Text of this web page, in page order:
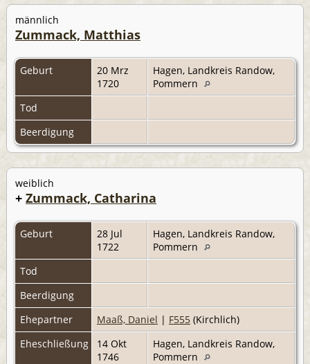
männlich
Zummack, Matthias
Geburt
20 Mrz
1720
Hagen, Landkreis Randow,
Pommern
Tod
Beerdigung
weiblich
+ Zummack, Catharina
Geburt
28 Jul
1722
Hagen, Landkreis Randow,
Pommern
Tod
Beerdigung
Ehepartner
Maaß, Daniel | F555 (Kirchlich)
Eheschließung
14 Okt
1746
Hagen, Landkreis Randow,
Pommern